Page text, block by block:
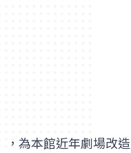
為本館近年劇場改